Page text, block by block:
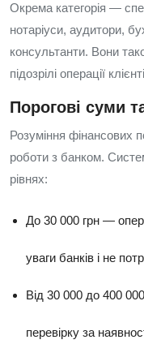
Окрема категорія —
нотаріуси, аудитори,
консультанти. Вони
підозрілі операції
Порогові суми
Розуміння фінансових
роботи з банком.
рівнях:
До 30 000 грн —
уваги банків і не
Від 30 000 до 400
перевірку за